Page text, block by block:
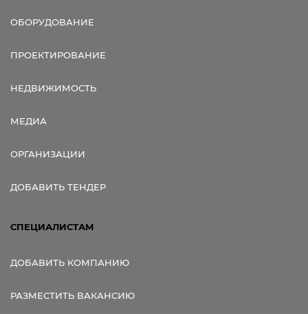
ОБОРУДОВАНИЕ
ПРОЕКТИРОВАНИЕ
НЕДВИЖИМОСТЬ
МЕДИА
ОРГАНИЗАЦИИ
ДОБАВИТЬ ТЕНДЕР
СПЕЦИАЛИСТАМ
ДОБАВИТЬ КОМПАНИЮ
РАЗМЕСТИТЬ ВАКАНСИЮ